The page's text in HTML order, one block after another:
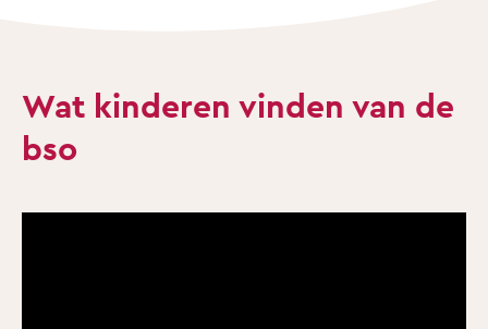
Wat kinderen vinden van de
bso